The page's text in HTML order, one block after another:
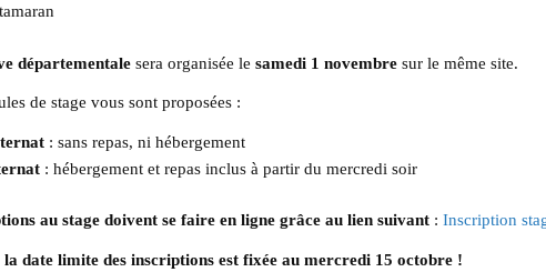
départementalesera organisée le samedi 1 novembresur le même site.
de stage vous sont proposées :
: sans repas, ni hébergement
: hébergement et repas inclus à partir du mercredi soir
au stage doivent se faire en ligne grâce au lien suivant: Inscription
date limite des inscriptions est fixée au mercredi 15 octobre !